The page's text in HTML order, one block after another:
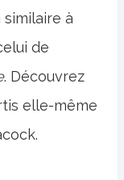
à
de
. Découvrez
elle-même